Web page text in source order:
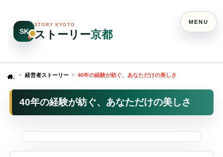
SK
STORY KYOTO
ストーリー京都
Home 経営者ストーリー 40年の経験が紡ぐ、あなただけの美しさ
40年の経験が紡ぐ、あなただけの美しさ
MENU